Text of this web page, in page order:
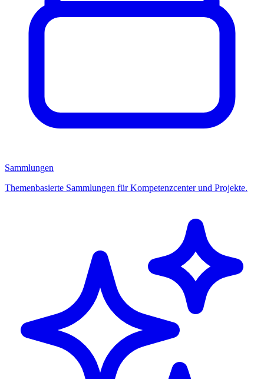
Sammlungen
Themenbasierte Sammlungen für Kompetenzcenter und Projekte.